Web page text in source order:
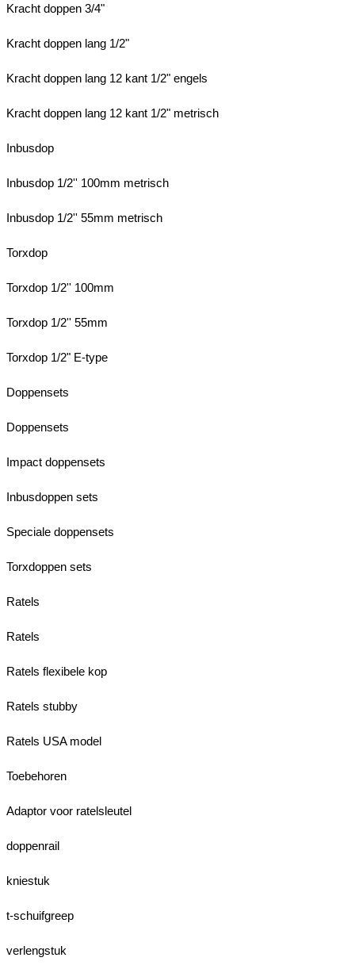
Kracht doppen 3/4"
Kracht doppen lang 1/2"
Kracht doppen lang 12 kant 1/2" engels
Kracht doppen lang 12 kant 1/2" metrisch
Inbusdop
Inbusdop 1/2'' 100mm metrisch
Inbusdop 1/2'' 55mm metrisch
Torxdop
Torxdop 1/2'' 100mm
Torxdop 1/2'' 55mm
Torxdop 1/2" E-type
Doppensets
Doppensets
Impact doppensets
Inbusdoppen sets
Speciale doppensets
Torxdoppen sets
Ratels
Ratels
Ratels flexibele kop
Ratels stubby
Ratels USA model
Toebehoren
Adaptor voor ratelsleutel
doppenrail
kniestuk
t-schuifgreep
verlengstuk